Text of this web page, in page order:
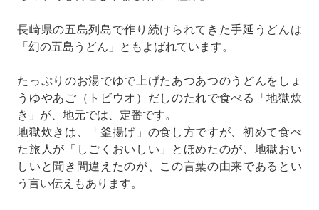
長崎県の五島列島で作り続けられてきた手延うどんは
「幻の五島うどん」ともよばれています。
たっぷりのお湯でゆで上げたあつあつのうどんをしょ
うゆやあご（トビウオ）だしのたれで食べる「地獄炊
き」が、地元では、定番です。
地獄炊きは、「釜揚げ」の食し方ですが、初めて食べ
た旅人が「しごくおいしい」とほめたのが、地獄おい
しいと聞き間違えたのが、この言葉の由来であるとい
う言い伝えもあります。